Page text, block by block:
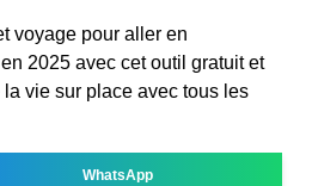
voyage pour aller en
2025 avec cet outil gratuit et
vie sur place avec tous les
WhatsApp